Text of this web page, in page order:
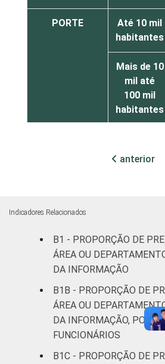
PORTE
Até 10 mil
habitantes
Mais de 10
mil até
100 mil
habitantes
100 mil
500 mil
habitantes
¹ Base: 2.303 prefeituras
área ou departamento de
informação. Dados
outubro de 2015.
anterior
Indicadores Relacionados
B1 - PROPORÇÃO DE
ÁREA OU
DA INFORMAÇÃO
B1B - PROPORÇÃO DE
ÁREA OU
DA INFORMAÇÃO, POR
FUNCIONÁRIOS
B1C - PROPORÇÃO DE